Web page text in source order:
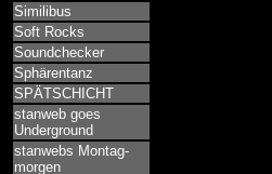
Similibus
Soft Rocks
Soundchecker
Sphärentanz
SPÄTSCHICHT
stanweb goes
Underground
stanwebs Montag-
morgen